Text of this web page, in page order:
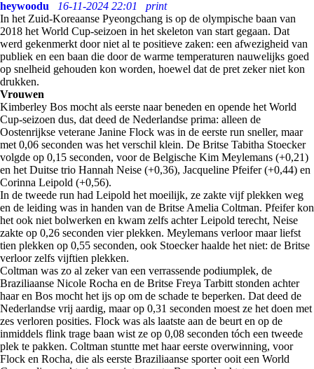
heywoodu 16-11-2024 22:01
print
In het Zuid-Koreaanse Pyeongchang is op de olympische baan van
2018 het World Cup-seizoen in het skeleton van start gegaan. Dat
werd gekenmerkt door niet al te positieve zaken: een afwezigheid van
publiek en een baan die door de warme temperaturen nauwelijks goed
op snelheid gehouden kon worden, hoewel dat de pret zeker niet kon
drukken.
Vrouwen
Kimberley Bos mocht als eerste naar beneden en opende het World
Cup-seizoen dus, dat deed de Nederlandse prima: alleen de
Oostenrijkse veterane Janine Flock was in de eerste run sneller, maar
met 0,06 seconden was het verschil klein. De Britse Tabitha Stoecker
volgde op 0,15 seconden, voor de Belgische Kim Meylemans (+0,21)
en het Duitse trio Hannah Neise (+0,36), Jacqueline Pfeifer (+0,44) en
Corinna Leipold (+0,56).
In de tweede run had Leipold het moeilijk, ze zakte vijf plekken weg
en de leiding was in handen van de Britse Amelia Coltman. Pfeifer kon
het ook niet bolwerken en kwam zelfs achter Leipold terecht, Neise
zakte op 0,26 seconden vier plekken. Meylemans verloor maar liefst
tien plekken op 0,55 seconden, ook Stoecker haalde het niet: de Britse
verloor zelfs vijftien plekken.
Coltman was zo al zeker van een verrassende podiumplek, de
Braziliaanse Nicole Rocha en de Britse Freya Tarbitt stonden achter
haar en Bos mocht het ijs op om de schade te beperken. Dat deed de
Nederlandse vrij aardig, maar op 0,31 seconden moest ze het doen met
zes verloren posities. Flock was als laatste aan de beurt en op de
inmiddels flink trage baan wist ze op 0,08 seconden tóch een tweede
plek te pakken. Coltman stuntte met haar eerste overwinning, voor
Flock en Rocha, die als eerste Braziliaanse sporter ooit een World